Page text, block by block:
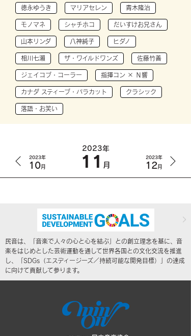
徳永ゆうき マリアセレン 青木隆治
モノマネ シャチホコ だいすけお兄さん
山本リンダ 八神純子 ヒダノ
相川七瀬 ザ・ワイルドワンズ 佐藤竹善
ジェイコブ・コーラー 指揮コン × Ｎ響
カナダ スティーブ・バラカット クラシック
落語・お笑い
2023年
10月
2023年
11 月
2023年
12月
民音は、「音楽で人々の心と心を結ぶ」との創立理念を基に、音
楽をはじめとした芸術運動を通して世界各国との文化交流を推進
し、「SDGs（エスディージーズ／持続可能な開発目標）」の達成
に向けて貢献して参ります。